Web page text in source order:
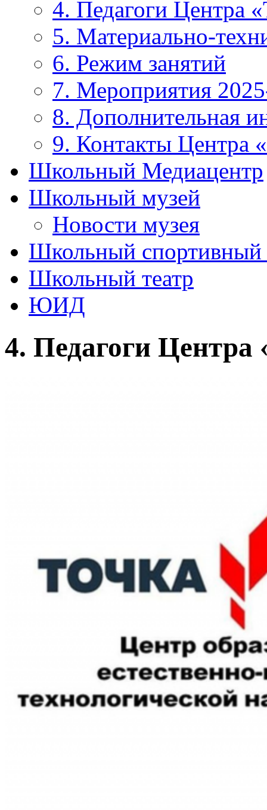
4. Педагоги Центра
5. Материально-
6. Режим занятий
7. Мероприятия
8. Дополнительная
9. Контакты Центра
Школьный Медиацентр
Школьный музей
Новости музея
Школьный спортивный
Школьный театр
ЮИД
4. Педагоги Центра